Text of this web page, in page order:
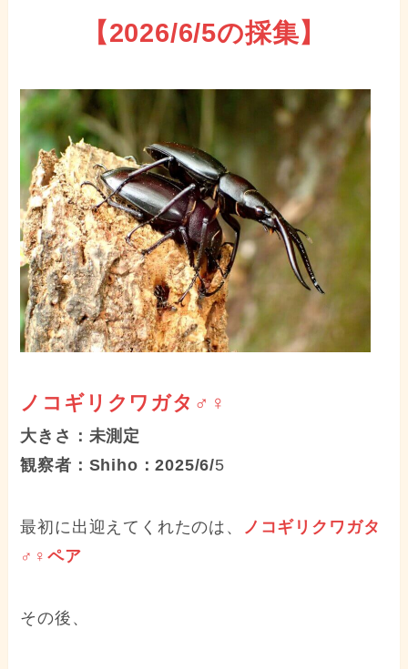
【2026/6/5の採集】
ノコギリクワガタ♂♀
大きさ：未測定
観察者：Shiho：2025/6/5
最初に出迎えてくれたのは、
ノコギリクワガタ
♂♀ペア
その後、